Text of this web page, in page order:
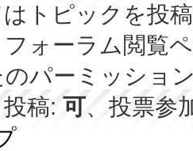
トピックを投
ォーラム閲覧
パーミッショ
稿: 可、投票参